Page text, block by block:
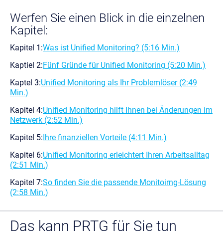
Werfen Sie einen Blick in die einzelnen
Kapitel:
Kapitel 1:Was ist Unified Monitoring? (5:16 Min.)
Kaptiel 2:Fünf Gründe für Unified Monitoring (5:20 Min.)
Kaptel 3:Unified Monitoring als Ihr Problemlöser (2:49
Min.)
Kapitel 4:Unified Monitoring hilft Ihnen bei Änderungen im
Netzwerk (2:52 Min.)
Kapitel 5:Ihre finanziellen Vorteile (4:11 Min.)
Kapitel 6:Unified Monitoring erleichtert Ihren Arbeitsalltag
(2:51 Min.)
Kapitel 7:So finden Sie die passende Monitoirng-Lösung
(2:58 Min.)
Das kann PRTG für Sie tun